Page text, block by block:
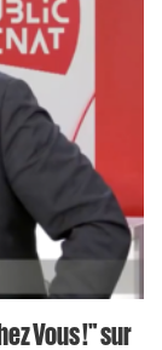
Vous !" sur